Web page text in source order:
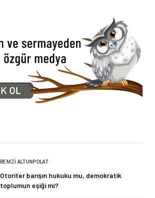
REMZI ALTUNPOLAT
Otoriter barışın hukuku mu, demokratik
toplumun eşiği mi?